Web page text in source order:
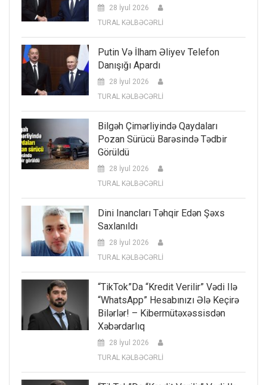
28 İyul 2026
TURAL KƏLBƏCƏRLİ
Putin Və İlham Əliyev Telefon
Danışığı Apardı
28 İyul 2026
TURAL KƏLBƏCƏRLİ
Bilgəh Çimərliyində Qaydaları
Pozan Sürücü Barəsində Tədbir
Görüldü
28 İyul 2026
TURAL KƏLBƏCƏRLİ
Dini Inancları Təhqir Edən Şəxs
Saxlanıldı
28 İyul 2026
TURAL KƏLBƏCƏRLİ
“TikTok”da “kredit Verilir” Vədi Ilə
“WhatsApp” Hesabınızı Ələ Keçirə
Bilərlər! – Kibermütəxəssisdən
Xəbərdarlıq
28 İyul 2026
TURAL KƏLBƏCƏRLİ